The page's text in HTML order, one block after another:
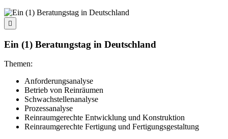

Ein (1) Beratungstag in Deutschland
Themen:
Anforderungsanalyse
Betrieb von Reinräumen
Schwachstellenanalyse
Prozessanalyse
Reinraumgerechte Entwicklung und Konstruktion
Reinraumgerechte Fertigung und Fertigungsgestaltung